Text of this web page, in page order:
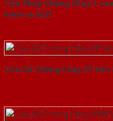
Cửa Thép Chống Cháy 1
hiem-a-SGD
Cửa Gỗ Chống Cháy 2P